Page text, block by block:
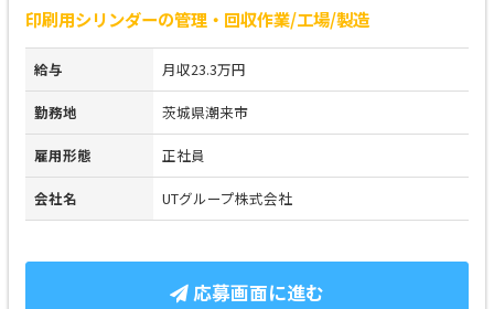
印刷用シリンダーの管理・回収作業/工場/製造
給与 月収23.3万円
勤務地 茨城県潮来市
雇用形態 正社員
会社名 UTグループ株式会社
応募画面に進む